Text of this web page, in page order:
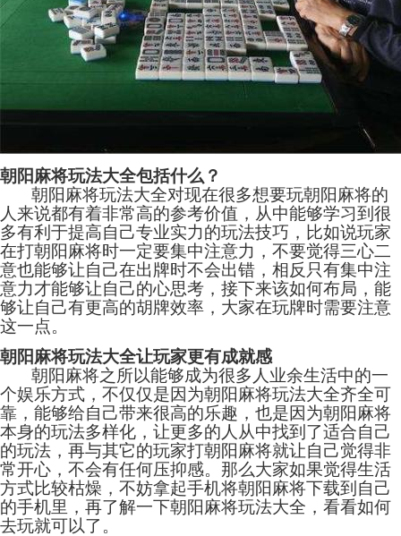
朝阳麻将玩法大全包括什么？
朝阳麻将玩法大全对现在很多想要玩朝阳麻将的
人来说都有着非常高的参考价值，从中能够学习到很
多有利于提高自己专业实力的玩法技巧，比如说玩家
在打朝阳麻将时一定要集中注意力，不要觉得三心二
意也能够让自己在出牌时不会出错，相反只有集中注
意力才能够让自己的心思考，接下来该如何布局，能
够让自己有更高的胡牌效率，大家在玩牌时需要注意
这一点。
朝阳麻将玩法大全让玩家更有成就感
朝阳麻将之所以能够成为很多人业余生活中的一
个娱乐方式，不仅仅是因为朝阳麻将玩法大全齐全可
靠，能够给自己带来很高的乐趣，也是因为朝阳麻将
本身的玩法多样化，让更多的人从中找到了适合自己
的玩法，再与其它的玩家打朝阳麻将就让自己觉得非
常开心，不会有任何压抑感。那么大家如果觉得生活
方式比较枯燥，不妨拿起手机将朝阳麻将下载到自己
的手机里，再了解一下朝阳麻将玩法大全，看看如何
去玩就可以了。